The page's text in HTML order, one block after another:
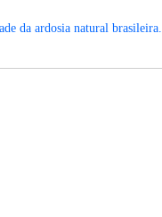
da ardosia natural brasileira.